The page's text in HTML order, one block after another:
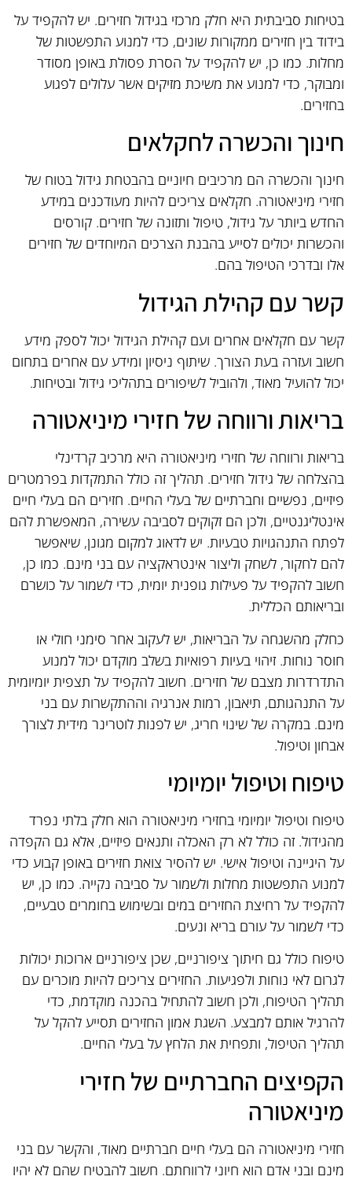
בטיחות סביבתית היא חלק מרכזי בגידול חזירים. יש להקפיד על
בידוד בין חזירים ממקורות שונים, כדי למנוע התפשטות של
מחלות. כמו כן, יש להקפיד על הסרת פסולת באופן מסודר
ומבוקר, כדי למנוע את משיכת מזיקים אשר עלולים לפגוע
בחזירים.
חינוך והכשרה לחקלאים
חינוך והכשרה הם מרכיבים חיוניים בהבטחת גידול בטוח של
חזירי מיניאטורה. חקלאים צריכים להיות מעודכנים במידע
החדש ביותר על גידול, טיפול ותזונה של חזירים. קורסים
והכשרות יכולים לסייע בהבנת הצרכים המיוחדים של חזירים
אלו ובדרכי הטיפול בהם.
קשר עם קהילת הגידול
קשר עם חקלאים אחרים ועם קהילת הגידול יכול לספק מידע
חשוב ועזרה בעת הצורך. שיתוף ניסיון ומידע עם אחרים בתחום
יכול להועיל מאוד, ולהוביל לשיפורים בתהליכי גידול ובטיחות.
בריאות ורווחה של חזירי מיניאטורה
בריאות ורווחה של חזירי מיניאטורה היא מרכיב קרדינלי
בהצלחה של גידול חזירים. תהליך זה כולל התמקדות בפרמטרים
פיזיים, נפשיים וחברתיים של בעלי החיים. חזירים הם בעלי חיים
אינטליגנטיים, ולכן הם זקוקים לסביבה עשירה, המאפשרת להם
לפתח התנהגויות טבעיות. יש לדאוג למקום מגונן, שיאפשר
להם לחקור, לשחק וליצור אינטראקציה עם בני מינם. כמו כן,
חשוב להקפיד על פעילות גופנית יומית, כדי לשמור על כושרם
ובריאותם הכללית.
כחלק מהשגחה על הבריאות, יש לעקוב אחר סימני חולי או
חוסר נוחות. זיהוי בעיות רפואיות בשלב מוקדם יכול למנוע
התדרדרות מצבם של חזירים. חשוב להקפיד על תצפית יומיומית
על התנהגותם, תיאבון, רמות אנרגיה וההתקשרות עם בני
מינם. במקרה של שינוי חריג, יש לפנות לוטרינר מידית לצורך
אבחון וטיפול.
טיפוח וטיפול יומיומי
טיפוח וטיפול יומיומי בחזירי מיניאטורה הוא חלק בלתי נפרד
מהגידול. זה כולל לא רק האכלה ותנאים פיזיים, אלא גם הקפדה
על היגיינה וטיפול אישי. יש להסיר צואת חזירים באופן קבוע כדי
למנוע התפשטות מחלות ולשמור על סביבה נקייה. כמו כן, יש
להקפיד על רחיצת החזירים במים ובשימוש בחומרים טבעיים,
כדי לשמור על עורם בריא ונעים.
טיפוח כולל גם חיתוך ציפורניים, שכן ציפורניים ארוכות יכולות
לגרום לאי נוחות ולפגיעות. החזירים צריכים להיות מוכרים עם
תהליך הטיפוח, ולכן חשוב להתחיל בהכנה מוקדמת, כדי
להרגיל אותם למבצע. השגת אמון החזירים תסייע להקל על
תהליך הטיפול, ותפחית את הלחץ על בעלי החיים.
הקפיצים החברתיים של חזירי
מיניאטורה
חזירי מיניאטורה הם בעלי חיים חברתיים מאוד, והקשר עם בני
מינם ובני אדם הוא חיוני לרווחתם. חשוב להבטיח שהם לא יהיו